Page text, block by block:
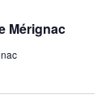
Mérignac